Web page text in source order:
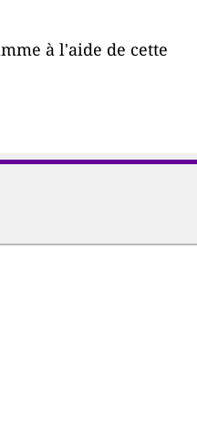
à l'aide de cette